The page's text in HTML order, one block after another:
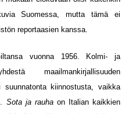
Suomessa, mutta tämä ei
reportaasien kanssa.
vuonna 1956. Kolmi- ja
maailmankirjallisuuden
kiinnostusta, vaikka
Sota ja rauhaon Italian kaikkien